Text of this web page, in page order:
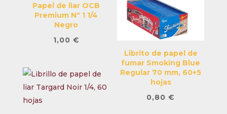
Papel de liar OCB
Premium Nº 1 1/4
Negro
1,00 €
Librito de papel de
fumar Smoking Blue
Regular 70 mm, 60+5
hojas
0,80€